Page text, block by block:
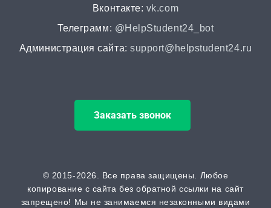
Докторская диссертация
Кандидатская диссертация
ВАК
от 2 часов | от 500 ₽
Вконтакте: vk.com
Телеграмм: @HelpStudent24_bot
Администрация сайта:support@helpstudent24.ru
Заказать звонок
© 2015-2026. Все права защищены. Любое
копирование с сайта без обратной ссылки на сайт
запрещено! Мы не занимаемся незаконными видами